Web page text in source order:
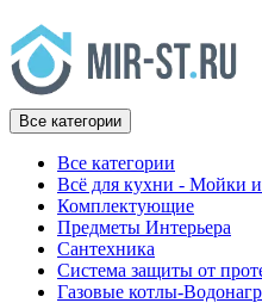
Все категории
Все категории
Всё для кухни - Мойки и
Комплектующие
Предметы Интерьера
Сантехника
Система защиты от
Газовые котлы-